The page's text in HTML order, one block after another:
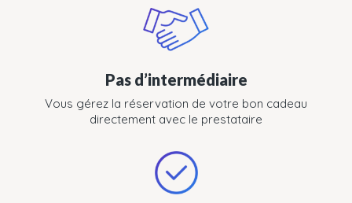
Pas d’intermédiaire
Vous gérez la réservation de votre bon cadeau
directement avec le prestataire